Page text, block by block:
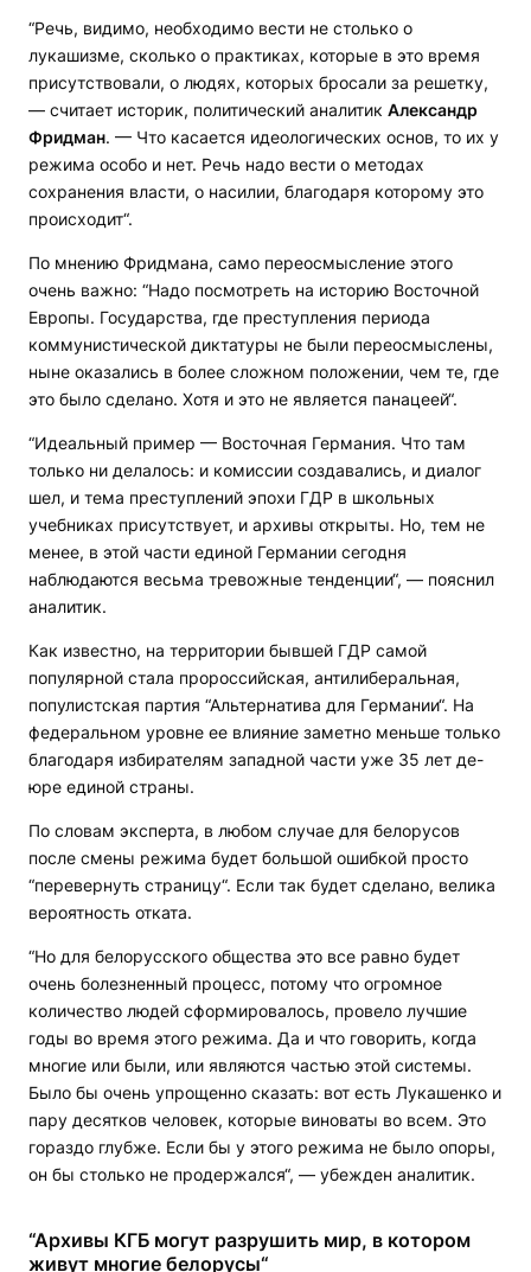
“Речь, видимо, необходимо вести не столько о
лукашизме, сколько о практиках, которые в это время
присутствовали, о людях, которых бросали за решетку,
— считает историк, политический аналитик Александр
Фридман. — Что касается идеологических основ, то их у
режима особо и нет. Речь надо вести о методах
сохранения власти, о насилии, благодаря которому это
происходит“.
По мнению Фридмана, само переосмысление этого
очень важно: “Надо посмотреть на историю Восточной
Европы. Государства, где преступления периода
коммунистической диктатуры не были переосмыслены,
ныне оказались в более сложном положении, чем те, где
это было сделано. Хотя и это не является панацеей“.
“Идеальный пример — Восточная Германия. Что там
только ни делалось: и комиссии создавались, и диалог
шел, и тема преступлений эпохи ГДР в школьных
учебниках присутствует, и архивы открыты. Но, тем не
менее, в этой части единой Германии сегодня
наблюдаются весьма тревожные тенденции“, — пояснил
аналитик.
Как известно, на территории бывшей ГДР самой
популярной стала пророссийская, антилиберальная,
популистская партия “Альтернатива для Германии“. На
федеральном уровне ее влияние заметно меньше только
благодаря избирателям западной части уже 35 лет де-
юре единой страны.
По словам эксперта, в любом случае для белорусов
после смены режима будет большой ошибкой просто
“перевернуть страницу“. Если так будет сделано, велика
вероятность отката.
“Но для белорусского общества это все равно будет
очень болезненный процесс, потому что огромное
количество людей сформировалось, провело лучшие
годы во время этого режима. Да и что говорить, когда
многие или были, или являются частью этой системы.
Было бы очень упрощенно сказать: вот есть Лукашенко и
пару десятков человек, которые виноваты во всем. Это
гораздо глубже. Если бы у этого режима не было опоры,
он бы столько не продержался“, — убежден аналитик.
“Архивы КГБ могут разрушить мир, в котором
живут многие белорусы“